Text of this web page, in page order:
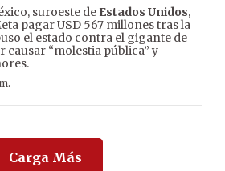
suroeste de Estados Unidos,
pagar USD 567 millones tras la
el estado contra el gigante de
causar “molestia pública” y
Carga Más